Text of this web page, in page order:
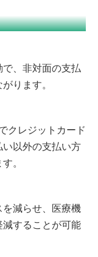
、非対面の支払
ります。
クレジットカード
以外の支払い方
。
を減らせ、医療機
することが可能